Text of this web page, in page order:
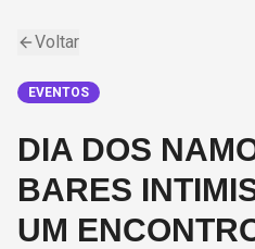
Voltar
EVENTOS
DIA DOS
BARES
UM